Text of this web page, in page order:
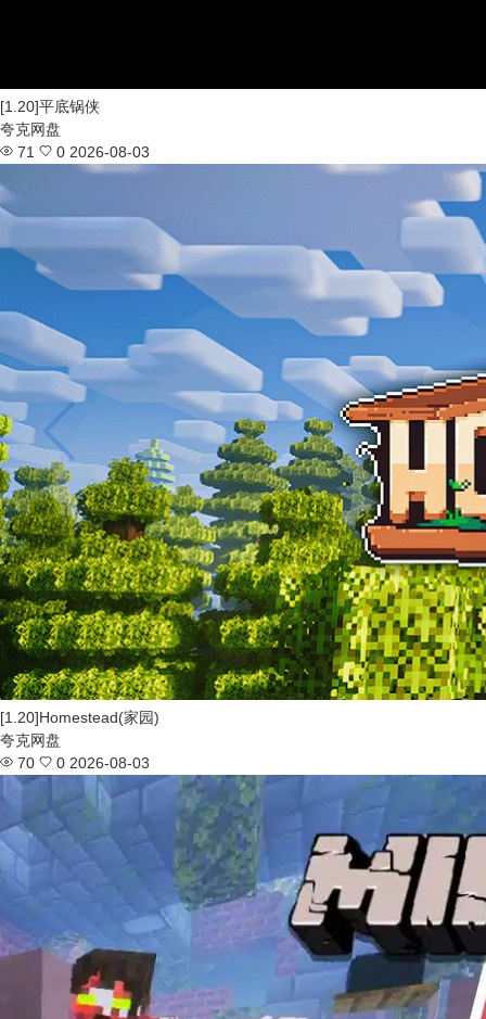
[1.20]平底锅侠
夸克网盘
71
0 2026-08-03
[1.20]Homestead(家园)
夸克网盘
70
0 2026-08-03